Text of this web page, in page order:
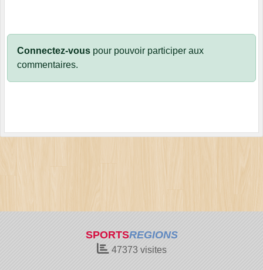
Connectez-vous pour pouvoir participer aux
commentaires.
SPORTSREGIONS
47373visites